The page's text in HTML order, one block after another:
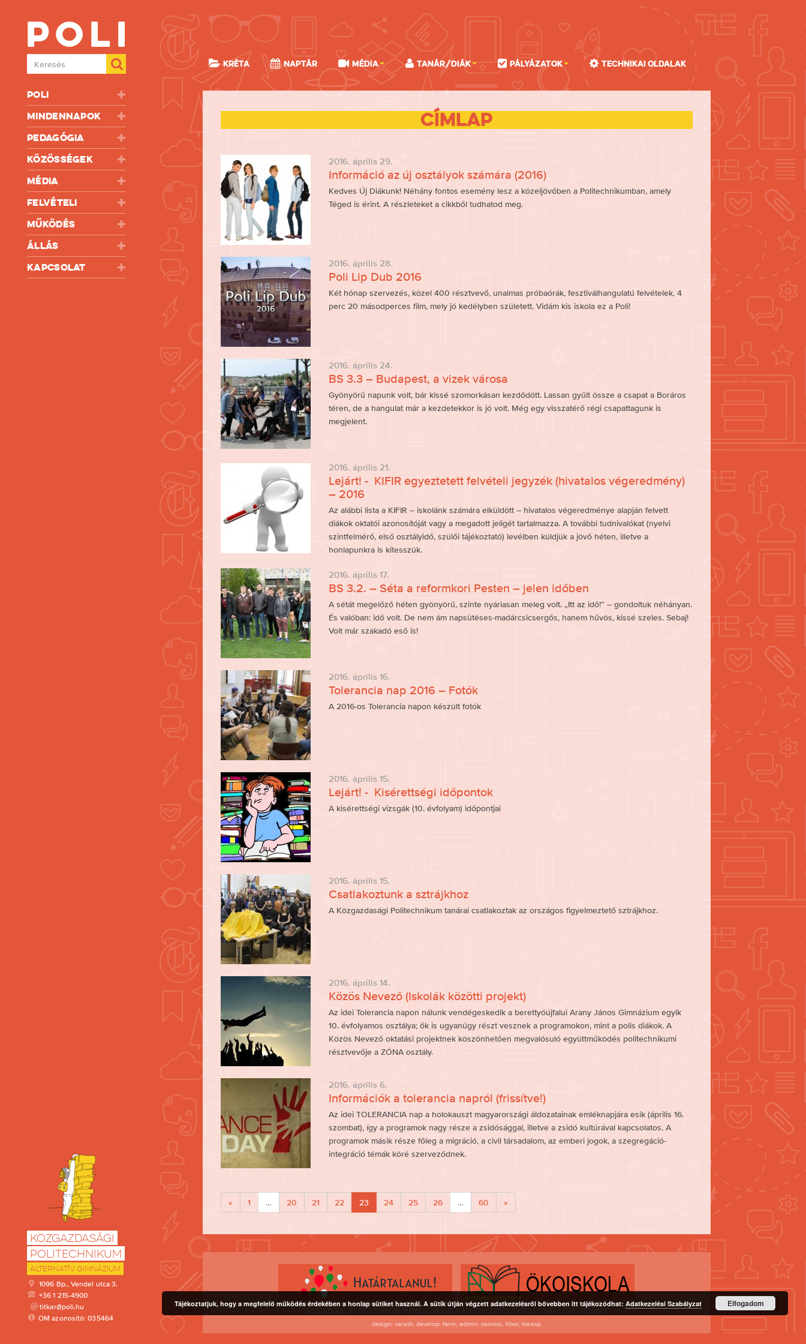
Poli
Mindennapok
Pedagógia
Közösségek
Média
Felvételi
Működés
Állás
Kapcsolat
Poli
Keresés
Közgazdasági
Politechnikum
Alternatív Gimnázium
1096 Bp., Vendel utca 3.
+36 1 215-4900
titkar@poli.hu
OM azonosító: 035464
KRÉTA Naptár Média Tanár/Diák Pályázatok Technikai oldalak
Címlap
2016. április 29.
Információ az új osztályok számára (2016)
Kedves Új Diákunk! Néhány fontos esemény lesz a közeljövőben a Politechnikumban, amely
Téged is érint. A részleteket a cikkből tudhatod meg.
2016. április 28.
Poli Lip Dub 2016
Két hónap szervezés, közel 400 résztvevő, unalmas próbaórák, fesztiválhangulatú felvételek, 4
perc 20 másodperces film, mely jó kedélyben született. Vidám kis iskola ez a Poli!
2016. április 24.
BS 3.3 – Budapest, a vizek városa
Gyönyörű napunk volt, bár kissé szomorkásan kezdődött. Lassan gyűlt össze a csapat a Boráros
téren, de a hangulat már a kezdetekkor is jó volt. Még egy visszatérő régi csapattagunk is
megjelent.
2016. április 21.
Lejárt! - KIFIR egyeztetett felvételi jegyzék (hivatalos végeredmény)
– 2016
Az alábbi lista a KIFIR – iskolánk számára elküldött – hivatalos végeredménye alapján felvett
diákok oktatói azonosítóját vagy a megadott jeligét tartalmazza. A további tudnivalókat (nyelvi
szintfelmérő, első osztályidő, szülői tájékoztató) levélben küldjük a jövő héten, illetve a
honlapunkra is kitesszük.
2016. április 17.
BS 3.2. – Séta a reformkori Pesten – jelen időben
A sétát megelőző héten gyönyörű, szinte nyáriasan meleg volt. „Itt az idő!” – gondoltuk néhányan.
És valóban: idő volt. De nem ám napsütéses-madárcsicsergős, hanem hűvös, kissé szeles. Sebaj!
Volt már szakadó eső is!
2016. április 16.
Tolerancia nap 2016 – Fotók
A 2016-os Tolerancia napon készült fotók
2016. április 15.
Lejárt! - Kisérettségi időpontok
A kisérettségi vizsgák (10. évfolyam) időpontjai
2016. április 15.
Csatlakoztunk a sztrájkhoz
A Közgazdasági Politechnikum tanárai csatlakoztak az országos figyelmeztető sztrájkhoz.
2016. április 14.
Közös Nevező (Iskolák közötti projekt)
Az idei Tolerancia napon nálunk vendégeskedik a berettyóújfalui Arany János Gimnázium egyik
10. évfolyamos osztálya; ők is ugyanúgy részt vesznek a programokon, mint a polis diákok. A
Közös Nevező oktatási projektnek köszönhetően megvalósuló együttműködés politechnikumi
résztvevője a ZÓNA osztály.
2016. április 6.
Információk a tolerancia napról (frissítve!)
Az idei TOLERANCIA nap a holokauszt magyarországi áldozatainak emléknapjára esik (április 16.
szombat), így a programok nagy része a zsidósággal, illetve a zsidó kultúrával kapcsolatos. A
programok másik része főleg a migráció, a civil társadalom, az emberi jogok, a szegregáció-
integráció témák köré szerveződnek.
« 1 … 20 21 22 23 24 25 26 … 60 »
Copyright © 1997-2026 Közgazdasági Politechnikum Alternatív Gimnázium
design: varadi; develop: farm; admin: csoncsi, tibor, tokesp
Tájékoztatjuk, hogy a megfelelő működés érdekében a honlap sütiket használ. A sütik útján végzett adatkezelésről bővebben itt tájékozódhat: Adatkezelési Szabályzat Elfogadom